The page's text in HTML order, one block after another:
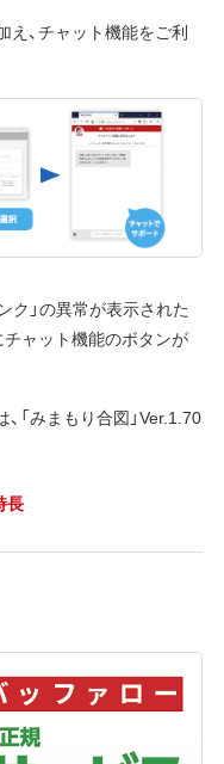
、チャット機能をご利
ク」の異常が表示された
ャット機能のボタンが
「みまもり合図」Ver.1.70
長